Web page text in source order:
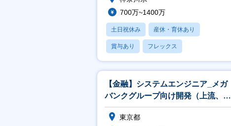
700万~1400万
土日祝休み 産休・育休あり
賞与あり フレックス
社宅・住宅補助
【金融】システムエンジニア_メガ
バンクグループ向け開発（上流、開
発リーダ）担当
東京都